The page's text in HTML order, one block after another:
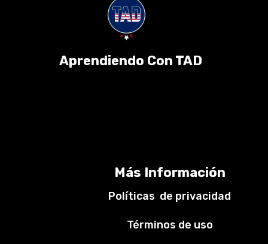
Aprendiendo Con TAD
Más Información
Políticas de privacidad
Términos de uso